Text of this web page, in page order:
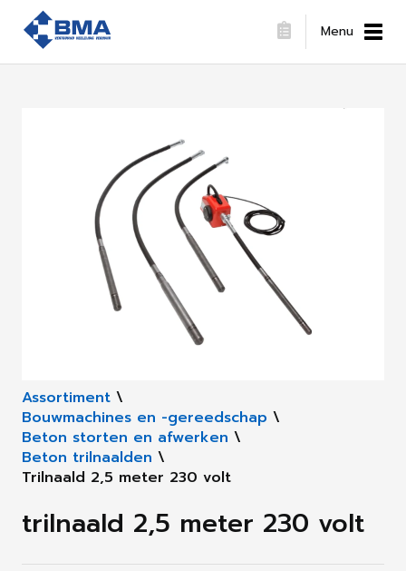
Menu
Assortiment \
Bouwmachines en -gereedschap \
Beton storten en afwerken \
Beton trilnaalden \
Trilnaald 2,5 meter 230 volt
trilnaald 2,5 meter 230 volt